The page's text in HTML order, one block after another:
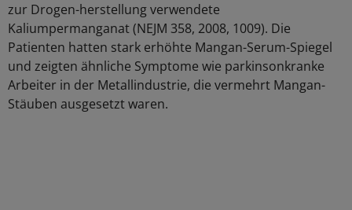
zur Drogen-herstellung verwendete
Kaliumpermanganat (NEJM 358, 2008, 1009). Die
Patienten hatten stark erhöhte Mangan-Serum-Spiegel
und zeigten ähnliche Symptome wie parkinsonkranke
Arbeiter in der Metallindustrie, die vermehrt Mangan-
Stäuben ausgesetzt waren.